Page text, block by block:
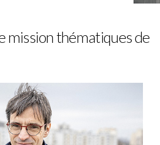
mission thématiques de